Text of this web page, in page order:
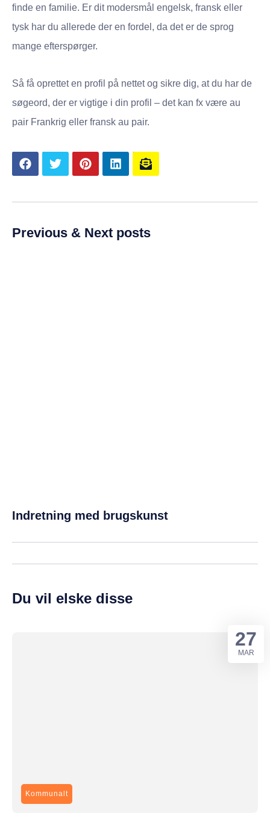
finde en familie. Er dit modersmål engelsk, fransk eller
tysk har du allerede der en fordel, da det er de sprog
mange efterspørger.
Så få oprettet en profil på nettet og sikre dig, at du har de
søgeord, der er vigtige i din profil – det kan fx være au
pair Frankrig eller fransk au pair.
Previous & Next posts
Indretning med brugskunst
Du vil elske disse
Kommunalt
27
MAR